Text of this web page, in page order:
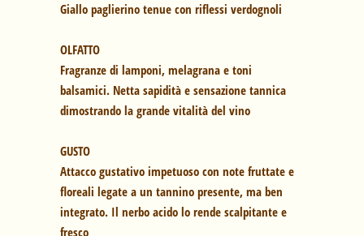
Giallo paglierino tenue con riflessi verdognoli
OLFATTO
Fragranze di lamponi, melagrana e toni
balsamici. Netta sapidità e sensazione tannica
dimostrando la grande vitalità del vino
GUSTO
Attacco gustativo impetuoso con note fruttate e
floreali legate a un tannino presente, ma ben
integrato. Il nerbo acido lo rende scalpitante e
fresco